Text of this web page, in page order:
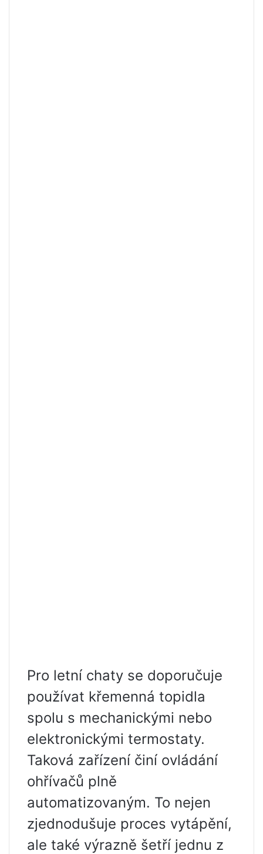
Pro letní chaty se doporučuje
používat křemenná topidla
spolu s mechanickými nebo
elektronickými termostaty.
Taková zařízení činí ovládání
ohřívačů plně
automatizovaným. To nejen
zjednodušuje proces vytápění,
ale také výrazně šetří jednu z